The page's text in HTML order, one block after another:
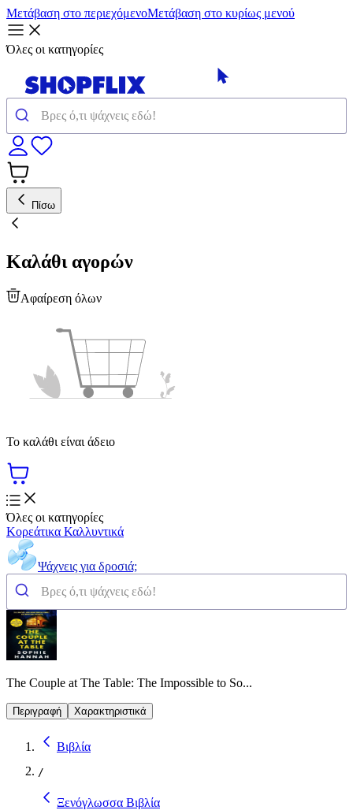
Μετάβαση στο περιεχόμενοΜετάβαση στο κυρίως μενού
Όλες οι κατηγορίες
Πίσω
Καλάθι αγορών
Αφαίρεση όλων
Το καλάθι είναι άδειο
Όλες οι κατηγορίες
Κορεάτικα Καλλυντικά
Ψάχνεις για δροσιά;
The Couple at The Table: The Impossible to So...
Περιγραφή Χαρακτηριστικά
Βιβλία
/
Ξενόγλωσσα Βιβλία